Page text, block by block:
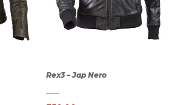
Rex3 – Jap Nero